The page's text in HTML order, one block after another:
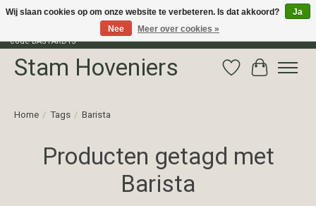
Profiteer van 15% korting op het gehele assortiment van The Bastard met
code BASTARD15
Stam Hoveniers Verlanglijst
Home / Tags / Barista
Producten getagd met
Barista
Wij slaan cookies op om onze website te verbeteren. Is dat akkoord?
Ja
Nee
Meer over cookies »